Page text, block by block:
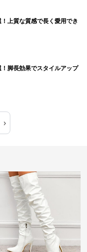
上質な質感で長く愛用でき
脚長効果でスタイルアップ
›